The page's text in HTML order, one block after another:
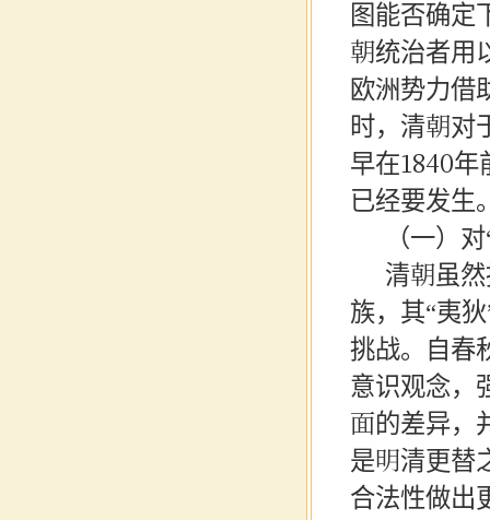
图能否确定
朝统治者用
欧洲势力借
时，清朝对
早在1840年
已经要发生
（一）对
清朝虽
族，其“夷
挑战。自春
意识观念，
面的差异，
是明清更替
合法性做出